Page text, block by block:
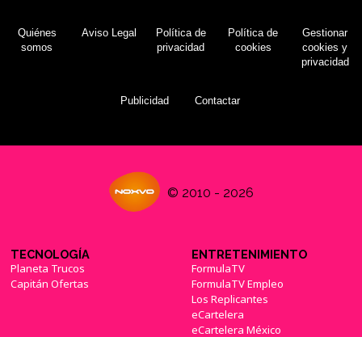
Quiénes
somos
Aviso Legal
Política de
privacidad
Política de
cookies
Gestionar
cookies y
privacidad
Publicidad Contactar
© 2010 - 2026
TECNOLOGÍA
Planeta Trucos
Capitán Ofertas
ENTRETENIMIENTO
FormulaTV
FormulaTV Empleo
Los Replicantes
eCartelera
eCartelera México